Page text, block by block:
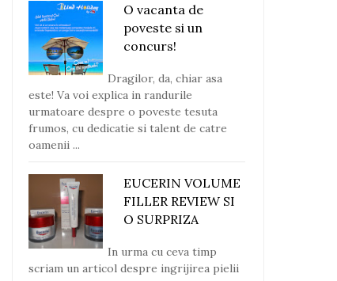
O vacanta de
poveste si un
concurs!
Dragilor, da, chiar asa
este! Va voi explica in randurile
urmatoare despre o poveste tesuta
frumos, cu dedicatie si talent de catre
oamenii ...
EUCERIN VOLUME
FILLER REVIEW SI
O SURPRIZA
In urma cu ceva timp
scriam un articol despre ingrijirea pielii